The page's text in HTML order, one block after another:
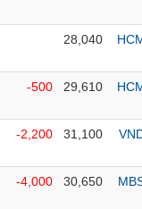
28,040
-500 29,610
-2,200 31,100
-4,000 30,650